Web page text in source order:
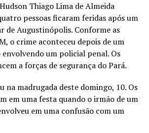
Thiago Lima de Almeida
pessoas ficaram feridas após um
de Augustinópolis. Conforme as
o crime aconteceu depois de um
um policial penal. Os
a forças de segurança do Pará.
na madrugada deste domingo, 10. Os
em uma festa quando o irmão de um
em uma confusão com um